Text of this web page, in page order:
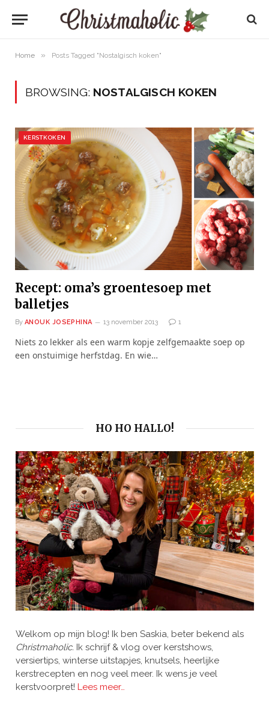
Home » Posts Tagged "Nostalgisch koken"
BROWSING: NOSTALGISCH KOKEN
KERSTKOKEN
Recept: oma’s groentesoep met
balletjes
By ANOUK JOSEPHINA 13 november 2013 1
Niets zo lekker als een warm kopje zelfgemaakte soep op
een onstuimige herfstdag. En wie…
HO HO HALLO!
Welkom op mijn blog! Ik ben Saskia, beter bekend als
Christmaholic. Ik schrijf & vlog over kerstshows,
versiertips, winterse uitstapjes, knutsels, heerlijke
kerstrecepten en nog veel meer. Ik wens je veel
kerstvoorpret! Lees meer…